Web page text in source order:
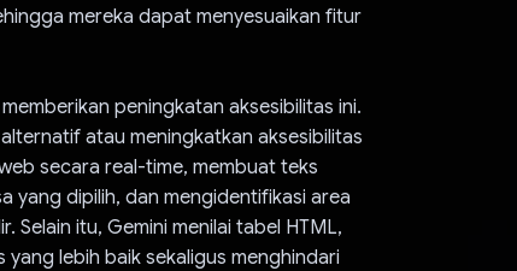
mereka dapat menyesuaikan fitur
peningkatan aksesibilitas ini.
atau meningkatkan aksesibilitas
secara real-time, membuat teks
yang dipilih, dan mengidentifikasi area
Selain itu, Gemini menilai tabel HTML,
lebih baik sekaligus menghindari